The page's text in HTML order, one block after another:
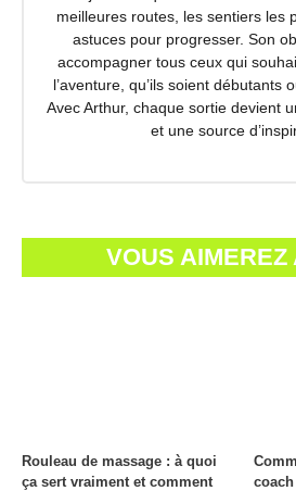
meilleures routes, les sentiers les
astuces pour progresser. Son
accompagner tous ceux qui
l’aventure, qu’ils soient débutants
Avec Arthur, chaque sortie devient
et une source
VOUS AIMEREZ
Rouleau de massage : à quoi
ça sert vraiment et comment